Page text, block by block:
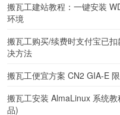
搬瓦工建站教程：一键安装
环境
搬瓦工购买/续费时支付宝已
决方法
搬瓦工便宜方案 CN2 GIA-E
搬瓦工安装 AlmaLinux 系统
品)